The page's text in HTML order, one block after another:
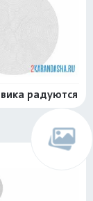
радуются